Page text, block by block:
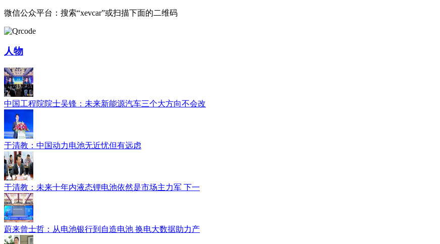
微信公众平台：搜索“xevcar”或扫描下面的二维码
人物
中国工程院院士吴锋：未来新能源汽车三个大方向不会改
于清教：中国动力电池无近忧但有远虑
于清教：未来十年内液态锂电池依然是市场主力军 下一
蔚来曾士哲：从电池银行到自造电池 换电大数据助力产